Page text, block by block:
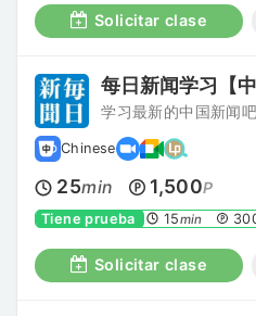
Solicitar clase
每日新闻学习【中
学习最新的中国新闻吧
Chinese
25min 1,500P
Tiene prueba 15min
Solicitar clase